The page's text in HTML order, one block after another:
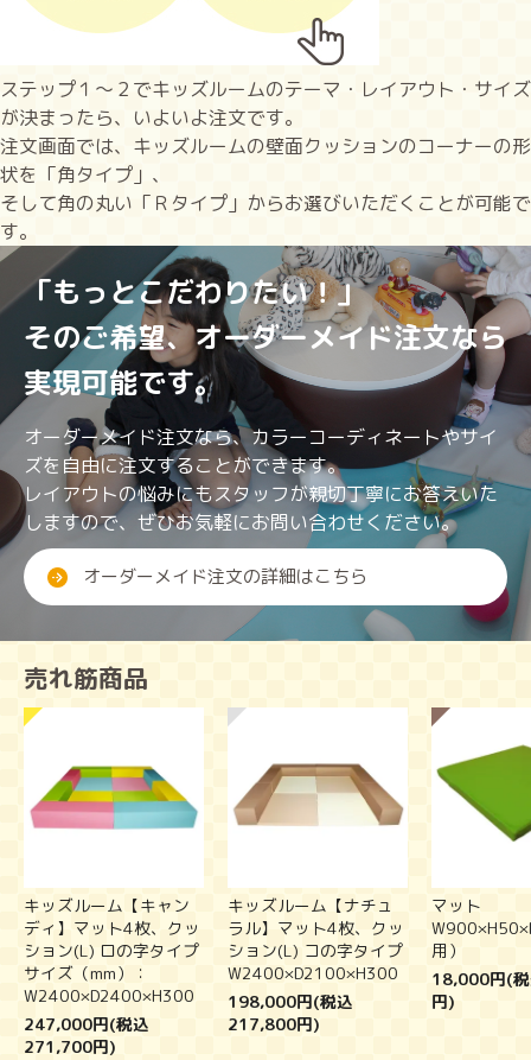
ステップ１～２でキッズルームのテーマ・レイアウト・サイズ
が決まったら、いよいよ注文です。
注文画面では、キッズルームの壁面クッションのコーナーの形
状を「角タイプ」、
そして角の丸い「Ｒタイプ」からお選びいただくことが可能で
す。
「もっとこだわりたい！」
そのご希望、オーダーメイド注文なら
実現可能です。
オーダーメイド注文なら、カラーコーディネートやサイ
ズを自由に注文することができます。
レイアウトの悩みにもスタッフが親切丁寧にお答えいた
しますので、ぜひお気軽にお問い合わせください。
オーダーメイド注文の詳細はこちら
売れ筋商品
キッズルーム【キャン
ディ】マット4枚、クッ
ション(L) ロの字タイプ
サイズ（mm）：
W2400×D2400×H300
247,000円(税込
271,700円)
キッズルーム【ナチュ
ラル】マット4枚、クッ
ション(L) コの字タイプ
W2400×D2100×H300
198,000円(税込
217,800円)
マット
用）
18,000円(
円)